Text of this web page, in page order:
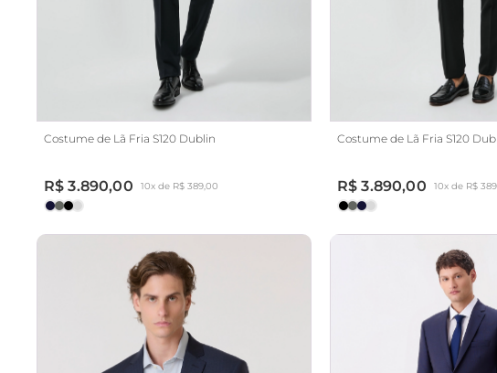
Costume de Lã Fria S120 Dublin
R$ 3.890,00 10x de R$ 389,00
Costume de Lã Fria S120
R$ 3.890,00 10x de R$